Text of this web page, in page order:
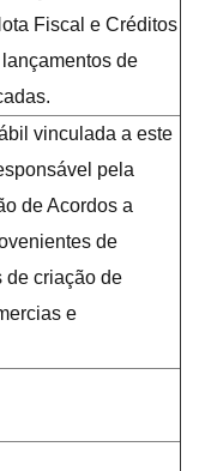
Fiscal e Créditos
de
vinculada a este
pela
de Acordos a
de
de criação de
e